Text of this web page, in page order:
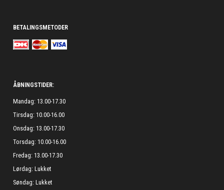
BETALINGSMETODER
ÅBNINGSTIDER:
Mandag: 13.00-17.30
Tirsdag: 10.00-16.00
Onsdag: 13.00-17.30
Torsdag: 10.00-16.00
Fredag: 13.00-17.30
Lørdag: Lukket
Søndag: Lukket